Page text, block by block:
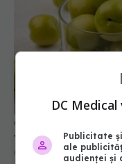
Ce se întâmplă
ți-a spus nimeni
02 iul 2025, 10:04
DC
Publicitate
ale
audienței și